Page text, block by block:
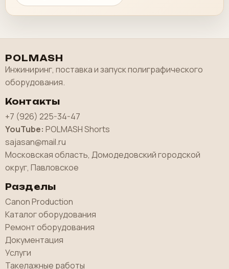
POLMASH
Инжиниринг, поставка и запуск полиграфического
оборудования.
Контакты
+7 (926) 225-34-47
YouTube: POLMASH Shorts
sajasan@mail.ru
Московская область, Домодедовский городской
округ, Павловское
Разделы
Canon Production
Каталог оборудования
Ремонт оборудования
Документация
Услуги
Такелажные работы